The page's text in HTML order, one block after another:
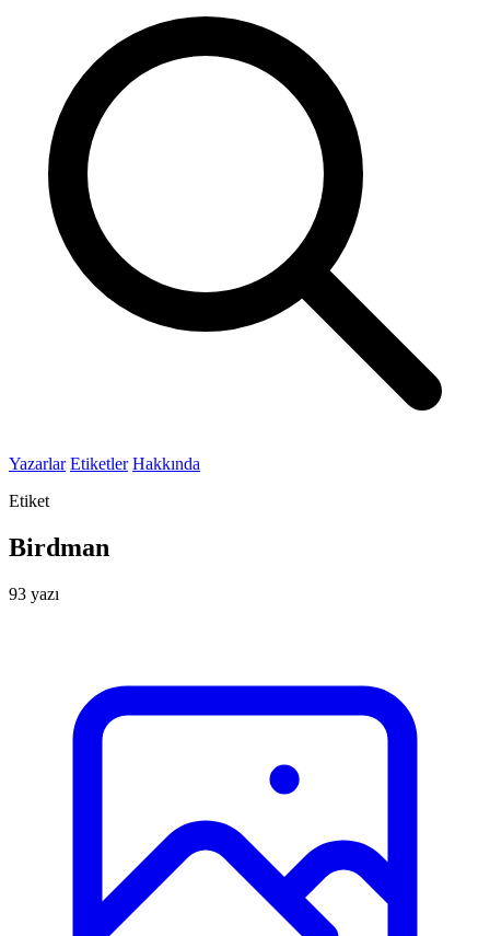
Yazarlar Etiketler Hakkında
Etiket
Birdman
93 yazı